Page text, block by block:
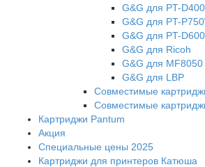
G&G для PT-D400
G&G для PT-
G&G для PT-D600
G&G для Ricoh
G&G для MF8050
G&G для LBP
Совместимые
Совместимые
Картриджи Pantum
Акция
Специальные цены 2025
Картриджи для принтеров Катюша